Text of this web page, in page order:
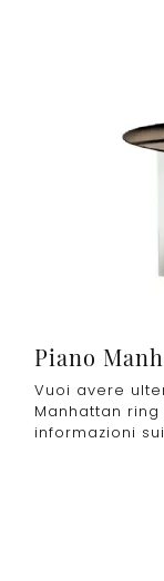
Piano
Vuoi avere
Manhattan
informazioni